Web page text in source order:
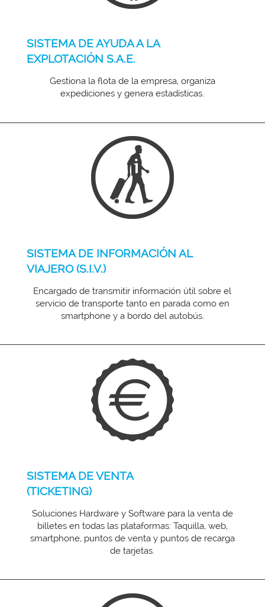
SISTEMA DE AYUDA A LA
EXPLOTACIÓN S.A.E.
Gestiona la flota de la empresa, organiza
expediciones y genera estadísticas.
SISTEMA DE INFORMACIÓN AL
VIAJERO (S.I.V.)
Encargado de transmitir información útil sobre el
servicio de transporte tanto en parada como en
smartphone y a bordo del autobús.
SISTEMA DE VENTA
(TICKETING)
Soluciones Hardware y Software para la venta de
billetes en todas las plataformas: Taquilla, web,
smartphone, puntos de venta y puntos de recarga
de tarjetas.